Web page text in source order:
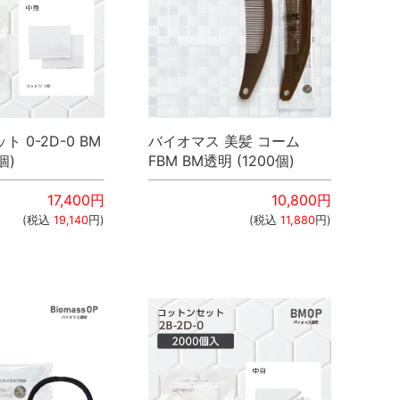
ト 0-2D-0 BM
)
17,400円
(税込 19,140円)
バイオマス 美髪 コーム
FBM BM透明 (1200個)
10,800円
(税込 11,880円)